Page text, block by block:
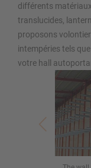
différents
translucides,
proposons
intempéries tels
votre hall